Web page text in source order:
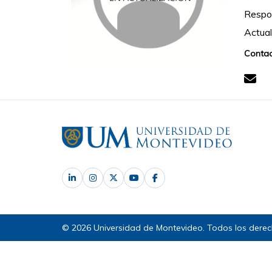
© 2026 Universidad de Montevideo. Todos los